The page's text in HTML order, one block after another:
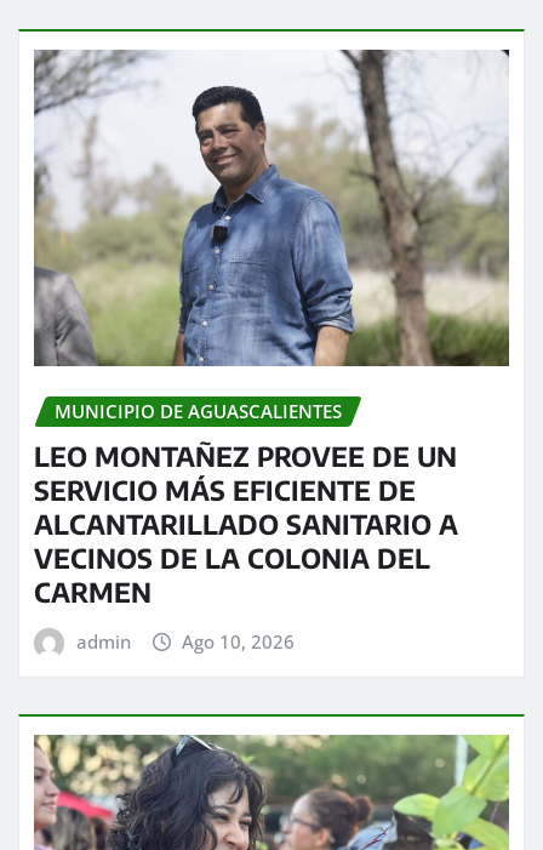
MUNICIPIO DE AGUASCALIENTES
LEO MONTAÑEZ PROVEE DE UN
SERVICIO MÁS EFICIENTE DE
ALCANTARILLADO SANITARIO A
VECINOS DE LA COLONIA DEL
CARMEN
admin Ago 10, 2026